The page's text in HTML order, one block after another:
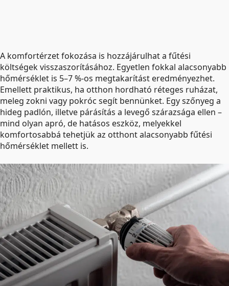
A komfortérzet fokozása is hozzájárulhat a fűtési
költségek visszaszorításához. Egyetlen fokkal alacsonyabb
hőmérséklet is 5–7 %-os megtakarítást eredményezhet.
Emellett praktikus, ha otthon hordható réteges ruházat,
meleg zokni vagy pokróc segít bennünket. Egy szőnyeg a
hideg padlón, illetve párásítás a levegő szárazsága ellen –
mind olyan apró, de hatásos eszköz, melyekkel
komfortosabbá tehetjük az otthont alacsonyabb fűtési
hőmérséklet mellett is.